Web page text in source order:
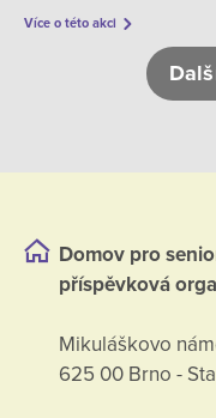
Více o této akci
Domov pro
příspěvková
Mikuláškovo
625 00 Brno -